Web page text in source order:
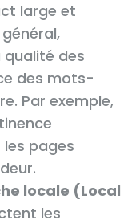
large et
des
des mots-
Par exemple,
pages
locale (Local
les